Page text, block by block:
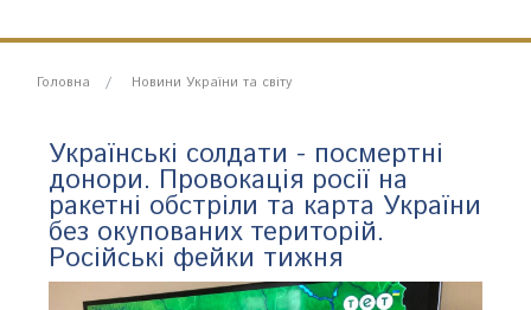
Головна Новини України та світу
Українські солдати - посмертні
донори. Провокація росії на
ракетні обстріли та карта України
без окупованих територій.
Російські фейки тижня